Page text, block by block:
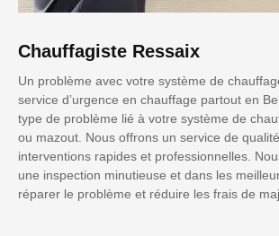
Chauffagiste Ressaix
Un problème avec votre système de
service d’urgence en chauffage partout en
type de problème lié à votre système de
ou mazout. Nous offrons un service de
interventions rapides et professionnelles.
une inspection minutieuse et dans les
réparer le problème et réduire les frais de